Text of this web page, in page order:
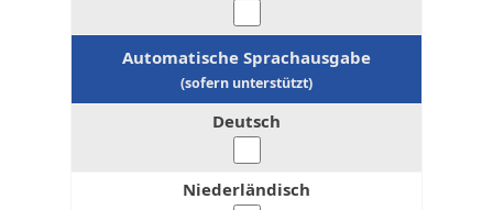
Automatische Sprachausgabe
(sofern unterstützt)
Deutsch
Niederländisch